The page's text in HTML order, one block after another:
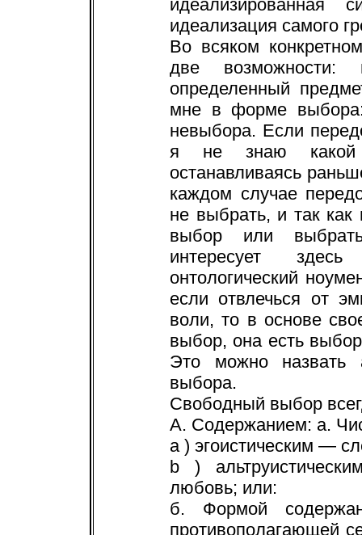
идеализированная
идеализация самого
Во всяком
две
определенный
мне в форме
невыбора. Если
я не знаю какой
останавливаясь
каждом случае
не выбрать, и так
выбор или
интересует
онтологический
если отвлечься от
воли, то в основе
выбор, она есть
Это можно назвать
выбора.
Свободный выбор
А. Содержанием: а.
a ) эгоистическим —
b )
любовь; или:
б. Формой
противополагающей